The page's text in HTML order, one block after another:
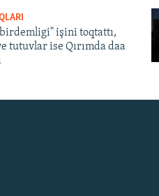
birdemligi" işini toqtattı,
tutuvlar ise Qırımda daa